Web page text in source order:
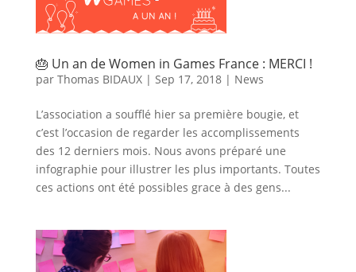
🎂 Un an de Women in Games France : MERCI !
par Thomas BIDAUX| Sep 17, 2018| News
L’association a soufflé hier sa première bougie, et
c’est l’occasion de regarder les accomplissements
des 12 derniers mois. Nous avons préparé une
infographie pour illustrer les plus importants. Toutes
ces actions ont été possibles grace à des gens...